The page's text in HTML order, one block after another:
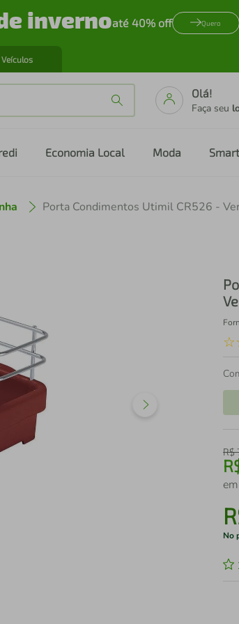
invernoaté 40% off Quero
Olá!
Faça seu
Economia Local Moda
Porta Condimentos Utimil CR526 -
☆
R$
No